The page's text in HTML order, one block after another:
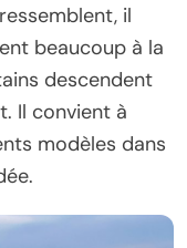
il
beaucoup à la
descendent
Il convient à
modèles dans